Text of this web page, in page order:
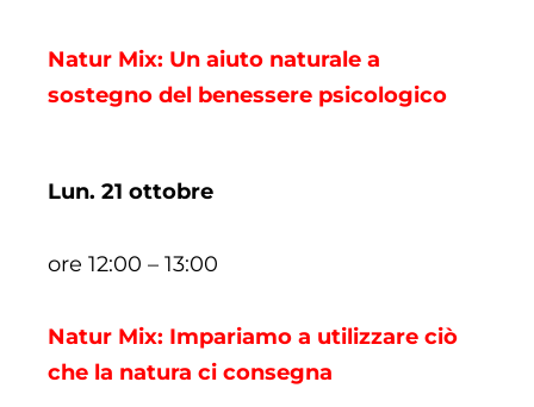
Natur Mix: Un aiuto naturale a
sostegno del benessere psicologico
Lun. 21 ottobre
ore 12:00 – 13:00
Natur Mix: Impariamo a utilizzare ciò
che la natura ci consegna